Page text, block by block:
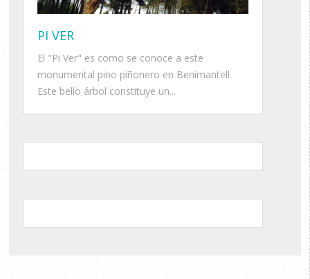
PI VER
El "Pi Ver" es como se conoce a este
monumental pino piñonero en Benimantell.
Este bello árbol constituye un...